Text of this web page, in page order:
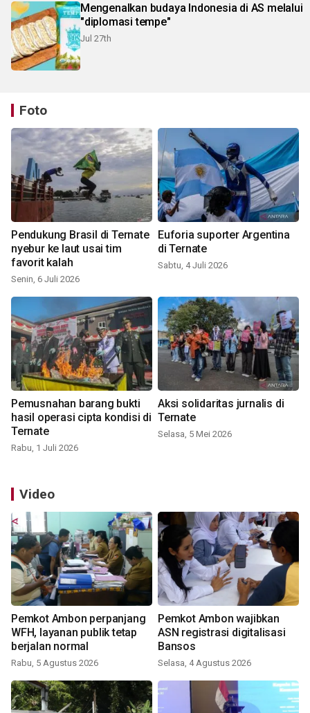
Mengenalkan budaya Indonesia di AS melalui
"diplomasi tempe"
Jul 27th
Foto
Pendukung Brasil di Ternate
nyebur ke laut usai tim
favorit kalah
Senin, 6 Juli 2026
Euforia suporter Argentina
di Ternate
Sabtu, 4 Juli 2026
Pemusnahan barang bukti
hasil operasi cipta kondisi di
Ternate
Rabu, 1 Juli 2026
Aksi solidaritas jurnalis di
Ternate
Selasa, 5 Mei 2026
Video
Pemkot Ambon perpanjang
WFH, layanan publik tetap
berjalan normal
Rabu, 5 Agustus 2026
Pemkot Ambon wajibkan
ASN registrasi digitalisasi
Bansos
Selasa, 4 Agustus 2026